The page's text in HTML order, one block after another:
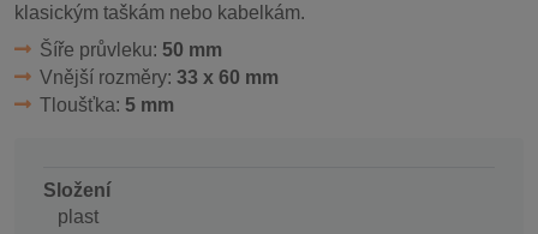
klasickým taškám nebo kabelkám.
Šíře průvleku: 50 mm
Vnější rozměry: 33 x 60 mm
Tloušťka: 5 mm
Složení
plast